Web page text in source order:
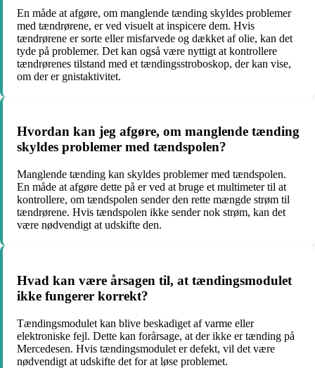
En måde at afgøre, om manglende tænding skyldes problemer
med tændrørene, er ved visuelt at inspicere dem. Hvis
tændrørene er sorte eller misfarvede og dækket af olie, kan det
tyde på problemer. Det kan også være nyttigt at kontrollere
tændrørenes tilstand med et tændingsstroboskop, der kan vise,
om der er gnistaktivitet.
Hvordan kan jeg afgøre, om manglende tænding
skyldes problemer med tændspolen?
Manglende tænding kan skyldes problemer med tændspolen.
En måde at afgøre dette på er ved at bruge et multimeter til at
kontrollere, om tændspolen sender den rette mængde strøm til
tændrørene. Hvis tændspolen ikke sender nok strøm, kan det
være nødvendigt at udskifte den.
Hvad kan være årsagen til, at tændingsmodulet
ikke fungerer korrekt?
Tændingsmodulet kan blive beskadiget af varme eller
elektroniske fejl. Dette kan forårsage, at der ikke er tænding på
Mercedesen. Hvis tændingsmodulet er defekt, vil det være
nødvendigt at udskifte det for at løse problemet.